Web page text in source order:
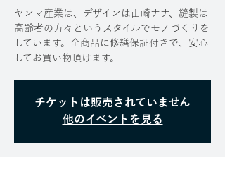
ヤンマ産業は、デザインは山崎ナナ、縫製は
高齢者の方々というスタイルでモノづくりを
しています。全商品に修繕保証付きで、安心
してお買い物頂けます。
チケットは販売されていません
他のイベントを見る